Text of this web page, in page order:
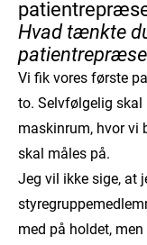
Hvad tænkte
Vi fik vores første
to. Selvfølgelig
maskinrum, hvor vi
skal måles på.
Jeg vil ikke sige, at
med på holdet,